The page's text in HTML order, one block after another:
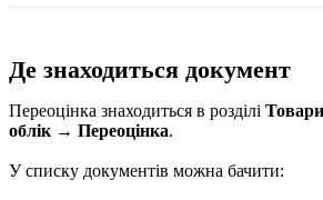
Де знаходиться документ
Переоцінка знаходиться в розділі
облік → Переоцінка.
У списку документів можна бачити: